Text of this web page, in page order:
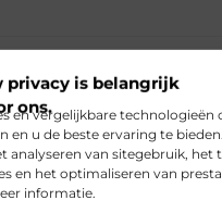
privacy is belangrijk
ons.
en vergelijkbare technologieën
en u de beste ervaring te
analyseren van sitegebruik, het
en het optimaliseren van
informatie.
efficiënt verwarmen met